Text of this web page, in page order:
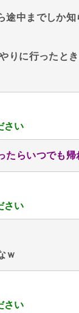
途中までしか知
りに行ったと
さい
たらいつでも帰
さい
ｗ
さい